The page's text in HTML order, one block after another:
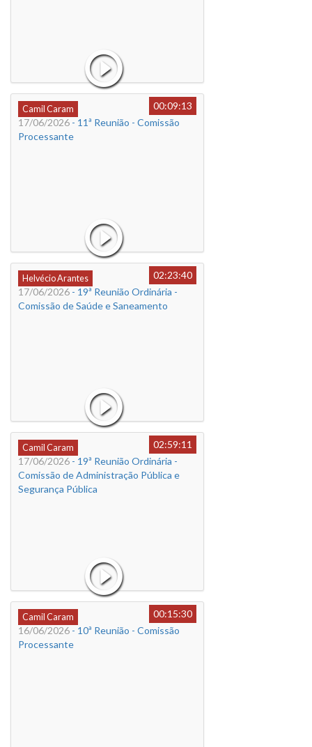
Camil Caram
00:09:13
17/06/2026 - 11ª Reunião - Comissão
Processante
Helvécio Arantes
02:23:40
17/06/2026 - 19ª Reunião Ordinária -
Comissão de Saúde e Saneamento
Camil Caram
02:59:11
17/06/2026 - 19ª Reunião Ordinária -
Comissão de Administração Pública e
Segurança Pública
Camil Caram
00:15:30
16/06/2026 - 10ª Reunião - Comissão
Processante